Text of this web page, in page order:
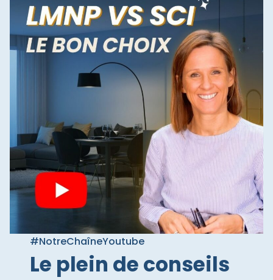
#NotreChaîneYoutube
Le plein de conseils